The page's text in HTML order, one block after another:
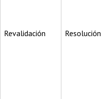
Revalidación Resolución